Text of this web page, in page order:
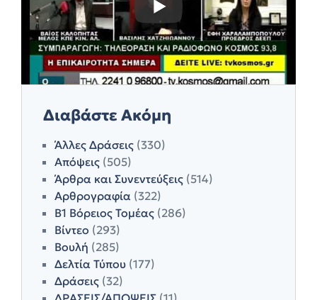
Διαβάστε Ακόμη
Άλλες Δράσεις (330)
Απόψεις (505)
Άρθρα και Συνεντεύξεις (514)
Αρθρογραφία (322)
Β1 Βόρειος Τομέας (286)
Βίντεο (293)
Βουλή (285)
Δελτία Τύπου (177)
Δράσεις (32)